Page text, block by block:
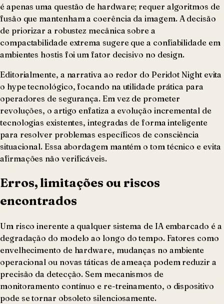
é apenas uma questão de hardware; requer algoritmos de
fusão que mantenham a coerência da imagem. A decisão
de priorizar a robustez mecânica sobre a
compactabilidade extrema sugere que a confiabilidade em
ambientes hostis foi um fator decisivo no design.
Editorialmente, a narrativa ao redor do Peridot Night evita
o hype tecnológico, focando na utilidade prática para
operadores de segurança. Em vez de prometer
revoluções, o artigo enfatiza a evolução incremental de
tecnologias existentes, integradas de forma inteligente
para resolver problemas específicos de consciência
situacional. Essa abordagem mantém o tom técnico e evita
afirmações não verificáveis.
Erros, limitações ou riscos
encontrados
Um risco inerente a qualquer sistema de IA embarcado é a
degradação do modelo ao longo do tempo. Fatores como
envelhecimento de hardware, mudanças no ambiente
operacional ou novas táticas de ameaça podem reduzir a
precisão da detecção. Sem mecanismos de
monitoramento contínuo e re-treinamento, o dispositivo
pode se tornar obsoleto silenciosamente.